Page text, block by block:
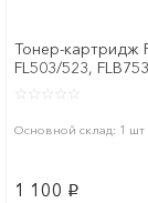
Тонер-картридж
FL503/523,
Основной склад: 1 шт
1 100 p